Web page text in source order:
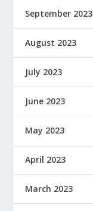
September 2023
August 2023
July 2023
June 2023
May 2023
April 2023
March 2023